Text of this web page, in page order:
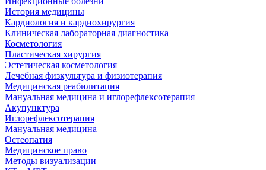
История медицины
Кардиология и кардиохирургия
Клиническая лабораторная диагностика
Косметология
Пластическая хирургия
Эстетическая косметология
Лечебная физкультура и физиотерапия
Медицинская реабилитация
Мануальная медицина и иглорефлексотерапия
Акупунктура
Иглорефлексотерапия
Мануальная медицина
Остеопатия
Медицинское право
Методы визуализации